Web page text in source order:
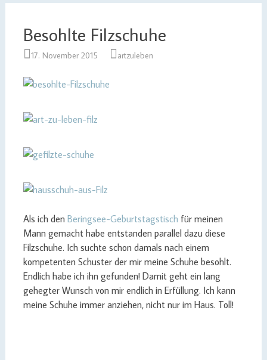
Besohlte Filzschuhe
17. November 2015 artzuleben
Als ich den Beringsee-Geburtstagstisch für meinen
Mann gemacht habe entstanden parallel dazu diese
Filzschuhe. Ich suchte schon damals nach einem
kompetenten Schuster der mir meine Schuhe besohlt.
Endlich habe ich ihn gefunden! Damit geht ein lang
gehegter Wunsch von mir endlich in Erfüllung. Ich kann
meine Schuhe immer anziehen, nicht nur im Haus. Toll!